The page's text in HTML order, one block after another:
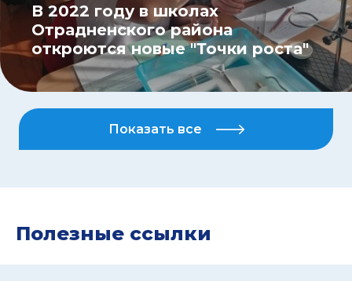
В 2022 году в школах
Отрадненского района
откроются новые "Точки роста"
Показать все
Полезные ссылки